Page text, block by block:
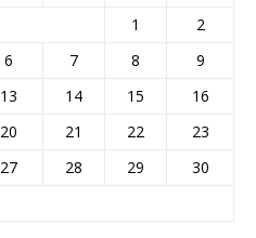
1
2
6 7 8
9
13 14 15
16
20 21 22
23
27 28 29
30